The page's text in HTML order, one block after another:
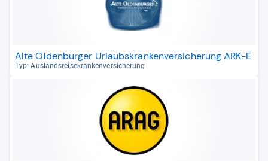
Alte Oldenburger Urlaubskrankenversicherung ARK-E
Typ: Aus­lands­rei­se­kran­ken­ver­si­che­rung